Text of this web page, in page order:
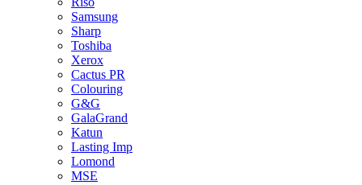
Samsung
Sharp
Toshiba
Xerox
Cactus PR
Colouring
G&G
GalaGrand
Katun
Lasting Imp
Lomond
MSE